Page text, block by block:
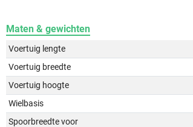
Maten & gewichten
Voertuig lengte
Voertuig breedte
Voertuig hoogte
Wielbasis
Spoorbreedte voor